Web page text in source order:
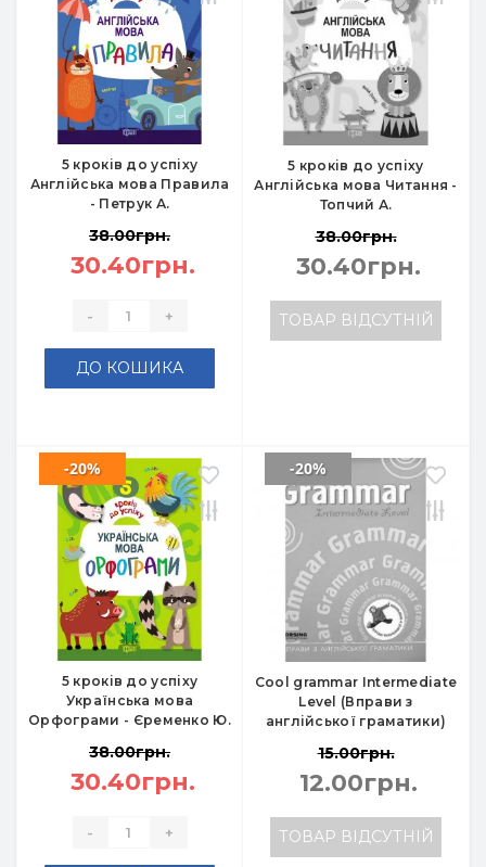
5 кроків до успіху
Англійська мова Правила
- Петрук А.
38.00грн.
30.40грн.
- +
ДО КОШИКА
5 кроків до успіху
Англійська мова Читання -
Топчий А.
38.00грн.
30.40грн.
ТОВАР ВІДСУТНІЙ
5 кроків до успіху
Українська мова
Орфограми - Єременко Ю.
-20%
38.00грн.
30.40грн.
- +
Cool grammar Intermediate
Level (Вправи з
англійської граматики)
-20%
15.00грн.
12.00грн.
ТОВАР ВІДСУТНІЙ